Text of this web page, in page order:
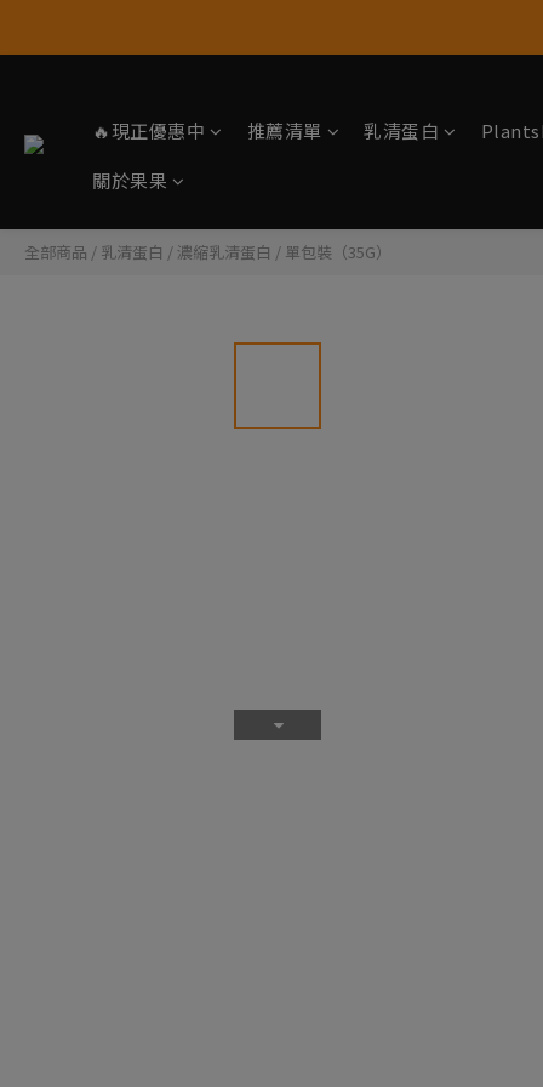
🔥現正優惠中 推薦清單 乳清蛋白
關於果果
全部商品 / 乳清蛋白 /濃縮乳清蛋白 / 單包裝（35G）